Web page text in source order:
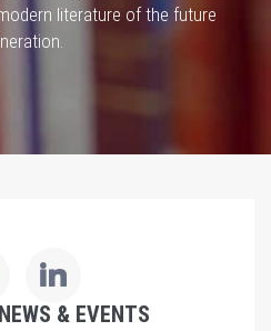
literature of the future
& EVENTS